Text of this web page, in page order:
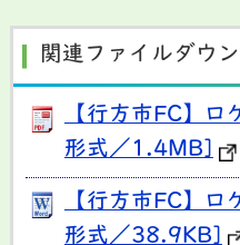
関連ファイルダウ
【行方市FC】
形式／1.4MB]
【行方市FC】
形式／38.9KB]